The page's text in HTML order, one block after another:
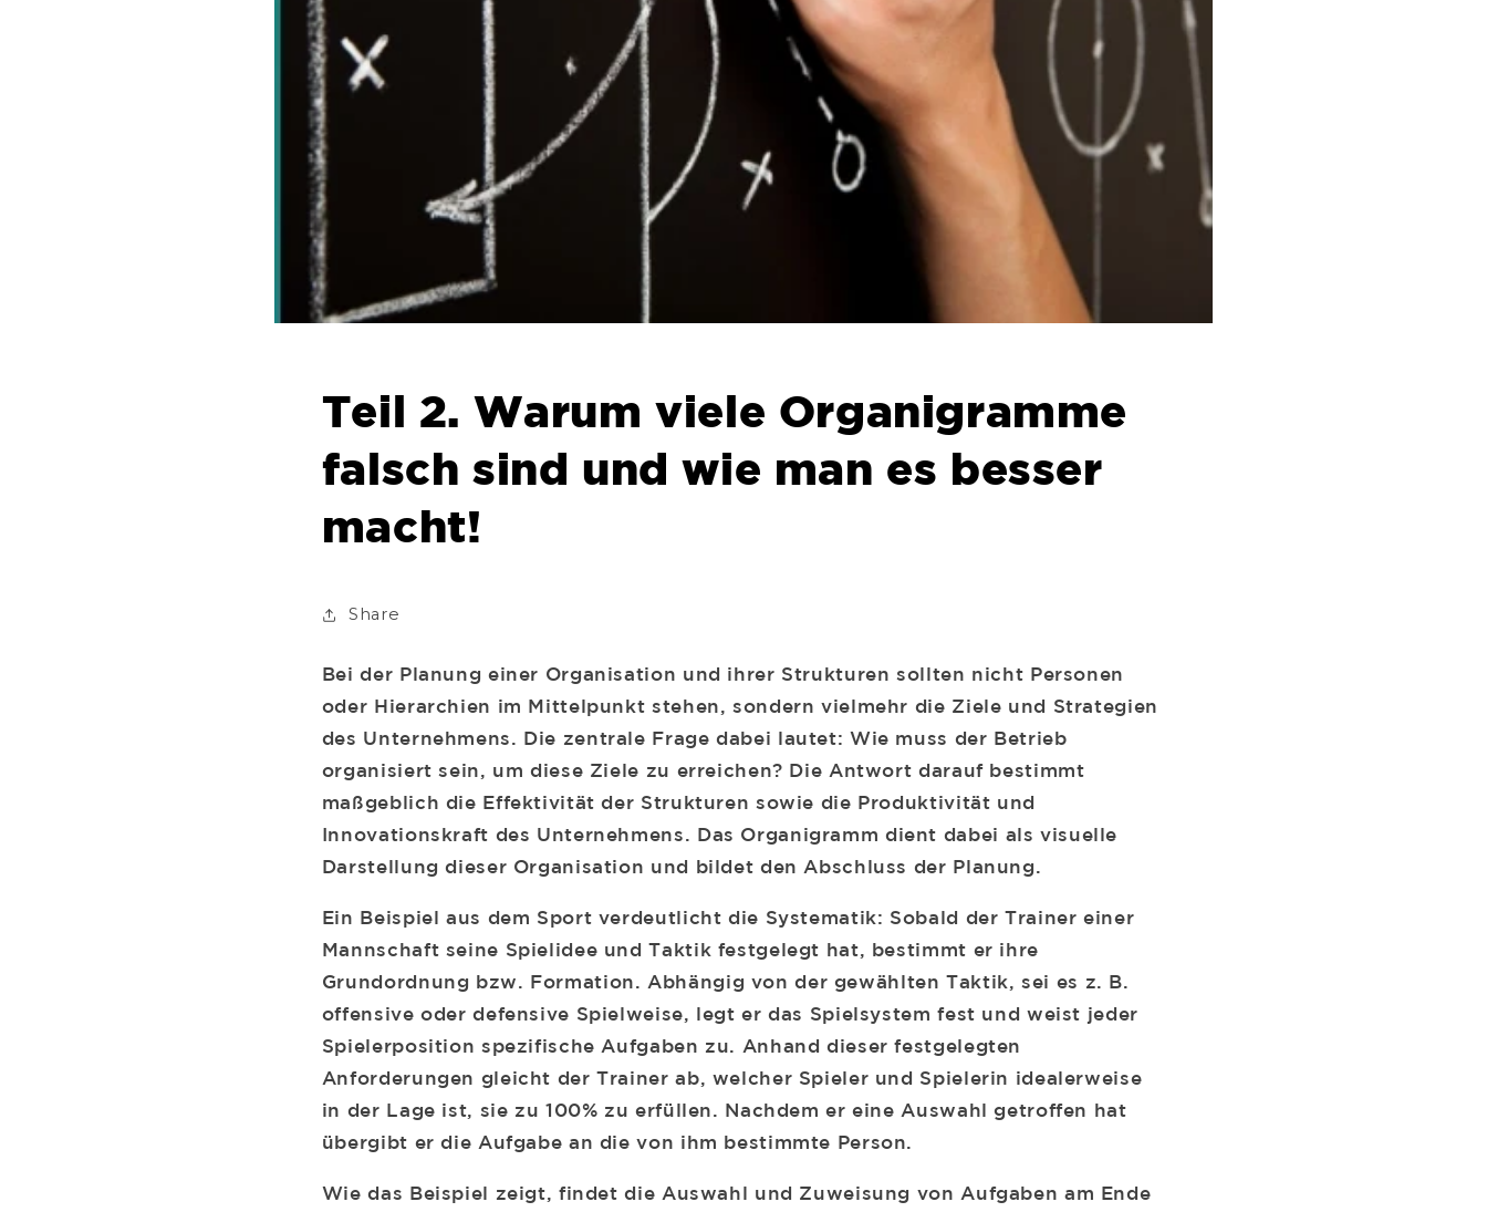
Teil 2. Warum viele Organigramme
falsch sind und wie man es besser
macht!
Share
Bei der Planung einer Organisation und ihrer Strukturen sollten nicht Personen
oder Hierarchien im Mittelpunkt stehen, sondern vielmehr die Ziele und Strategien
des Unternehmens. Die zentrale Frage dabei lautet: Wie muss der Betrieb
organisiert sein, um diese Ziele zu erreichen? Die Antwort darauf bestimmt
maßgeblich die Effektivität der Strukturen sowie die Produktivität und
Innovationskraft des Unternehmens. Das Organigramm dient dabei als visuelle
Darstellung dieser Organisation und bildet den Abschluss der Planung.
Ein Beispiel aus dem Sport verdeutlicht die Systematik: Sobald der Trainer einer
Mannschaft seine Spielidee und Taktik festgelegt hat, bestimmt er ihre
Grundordnung bzw. Formation. Abhängig von der gewählten Taktik, sei es z. B.
offensive oder defensive Spielweise, legt er das Spielsystem fest und weist jeder
Spielerposition spezifische Aufgaben zu. Anhand dieser festgelegten
Anforderungen gleicht der Trainer ab, welcher Spieler und Spielerin idealerweise
in der Lage ist, sie zu 100% zu erfüllen. Nachdem er eine Auswahl getroffen hat
übergibt er die Aufgabe an die von ihm bestimmte Person.
Wie das Beispiel zeigt, findet die Auswahl und Zuweisung von Aufgaben am Ende